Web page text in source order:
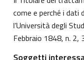
come e perché i
l’Università degli
Febbraio 1848, n. 2,
Soggetti